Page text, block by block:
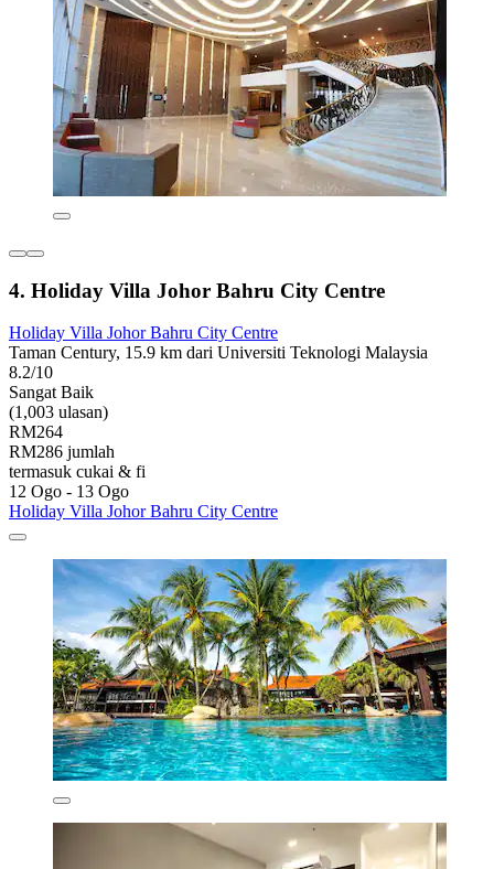
4. Holiday Villa Johor Bahru City Centre
Holiday Villa Johor Bahru City Centre
Taman Century, 15.9 km dari Universiti Teknologi Malaysia
8.2/10
Sangat Baik
(1,003 ulasan)
RM264
RM286 jumlah
termasuk cukai & fi
12 Ogo - 13 Ogo
Holiday Villa Johor Bahru City Centre